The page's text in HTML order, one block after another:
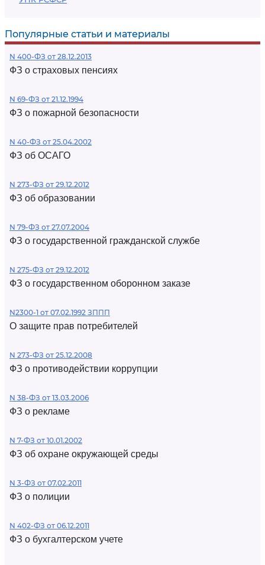
Популярные статьи и материалы
N 400-ФЗ от 28.12.2013
ФЗ о страховых пенсиях
N 69-ФЗ от 21.12.1994
ФЗ о пожарной безопасности
N 40-ФЗ от 25.04.2002
ФЗ об ОСАГО
N 273-ФЗ от 29.12.2012
ФЗ об образовании
N 79-ФЗ от 27.07.2004
ФЗ о государственной гражданской службе
N 275-ФЗ от 29.12.2012
ФЗ о государственном оборонном заказе
N2300-1 от 07.02.1992 ЗППП
О защите прав потребителей
N 273-ФЗ от 25.12.2008
ФЗ о противодействии коррупции
N 38-ФЗ от 13.03.2006
ФЗ о рекламе
N 7-ФЗ от 10.01.2002
ФЗ об охране окружающей среды
N 3-ФЗ от 07.02.2011
ФЗ о полиции
N 402-ФЗ от 06.12.2011
ФЗ о бухгалтерском учете